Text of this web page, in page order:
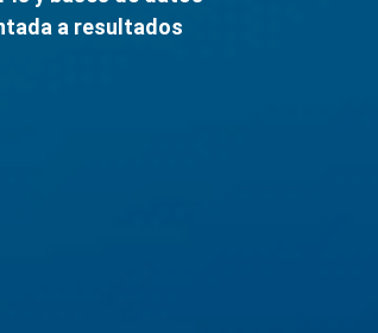
a resultados